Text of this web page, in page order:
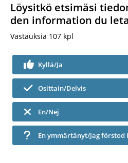
Löysitkö etsimäsi
den information du
Vastauksia 107 kpl
Kyllä/Ja
Osittain/Delvis
En/Nej
En ymmärtänyt/Jag förstod